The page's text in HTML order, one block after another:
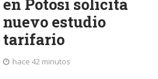
en Potosí solicita
nuevo estudio
tarifario
hace 42 minutos